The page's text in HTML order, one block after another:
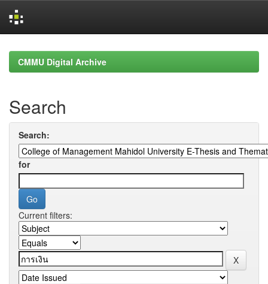
navigationCMMU Digital Archive
Search
Search:
for
Current filters: